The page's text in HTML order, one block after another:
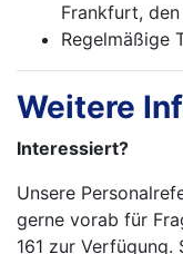
Frankfurt,
Regelmäßige
Weitere
Interessiert?
Unsere
gerne vorab für
161 zur